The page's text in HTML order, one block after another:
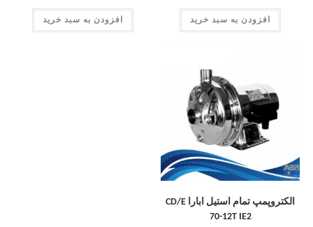
افزودن به سبد خرید افزودن به سبد خرید
الکتروپمپ تمام استیل ابارا CD/E
70-12T IE2